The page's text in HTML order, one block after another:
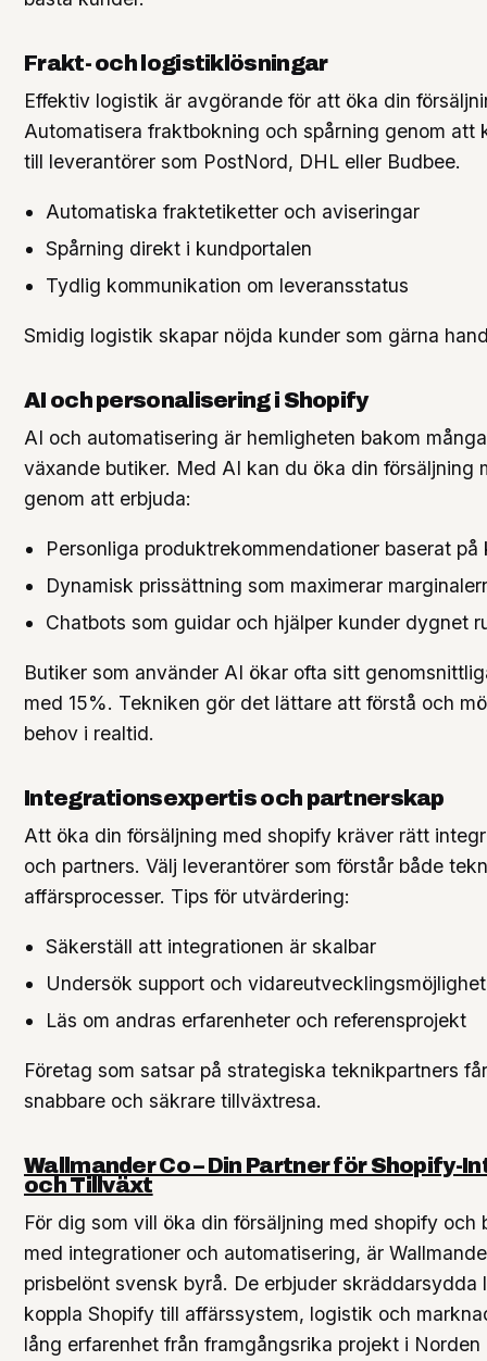
Frakt- och logistiklösningar
Effektiv logistik är avgörande för att öka din
Automatisera fraktbokning och spårning genom att
till leverantörer som PostNord, DHL eller Budbee.
Automatiska fraktetiketter och aviseringar
Spårning direkt i kundportalen
Tydlig kommunikation om leveransstatus
Smidig logistik skapar nöjda kunder som gärna
AI och personalisering i Shopify
AI och automatisering är hemligheten bakom
växande butiker. Med AI kan du öka din försäljning
genom att erbjuda:
Personliga produktrekommendationer baserat på
Dynamisk prissättning som maximerar
Chatbots som guidar och hjälper kunder dygnet
Butiker som använder AI ökar ofta sitt
med 15%. Tekniken gör det lättare att förstå och
behov i realtid.
Integrationsexpertis och partnerskap
Att öka din försäljning med shopify kräver rätt
och partners. Välj leverantörer som förstår både
affärsprocesser. Tips för utvärdering:
Säkerställ att integrationen är skalbar
Undersök support och
Läs om andras erfarenheter och referensprojekt
Företag som satsar på strategiska teknikpartners
snabbare och säkrare tillväxtresa.
Wallmander Co – Din Partner för Shopify-
och Tillväxt
För dig som vill öka din försäljning med shopify och
med integrationer och automatisering, är
prisbelönt svensk byrå. De erbjuder skräddarsydda
koppla Shopify till affärssystem, logistik och
lång erfarenhet från framgångsrika projekt i Norden